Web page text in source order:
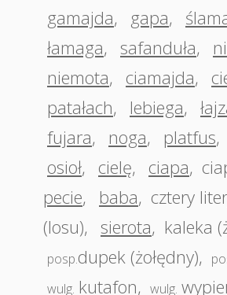
gamajda, gapa,
łamaga, safanduła,
niemota, ciamajda,
patałach, lebiega,
fujara, noga, platfus,
osioł, cielę, ciapa,
pecie, baba, cztery
(losu), sierota, kaleka
posp.dupek (żołędny),
wulg. kutafon, wulg.